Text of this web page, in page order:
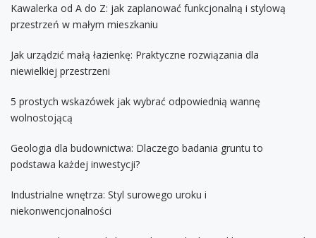
Kawalerka od A do Z: jak zaplanować funkcjonalną i stylową
przestrzeń w małym mieszkaniu
Jak urządzić małą łazienkę: Praktyczne rozwiązania dla
niewielkiej przestrzeni
5 prostych wskazówek jak wybrać odpowiednią wannę
wolnostojącą
Geologia dla budownictwa: Dlaczego badania gruntu to
podstawa każdej inwestycji?
Industrialne wnętrza: Styl surowego uroku i
niekonwencjonalności